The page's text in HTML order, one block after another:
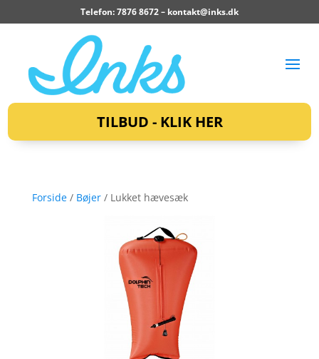
Telefon: 7876 8672 – kontakt@inks.dk
TILBUD - KLIK HER
Forside/ Bøjer/ Lukket hævesæk